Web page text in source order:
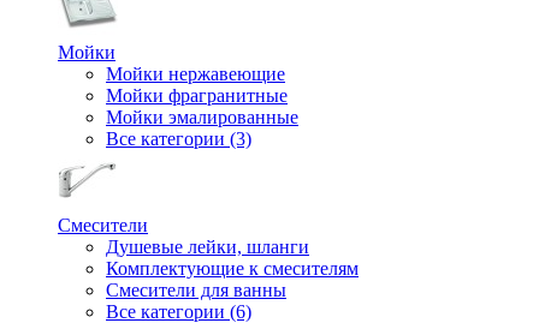
Мойки
Мойки нержавеющие
Мойки фрагранитные
Мойки эмалированные
Все категории (3)
Смесители
Душевые лейки, шланги
Комплектующие к смесителям
Смесители для ванны
Все категории (6)